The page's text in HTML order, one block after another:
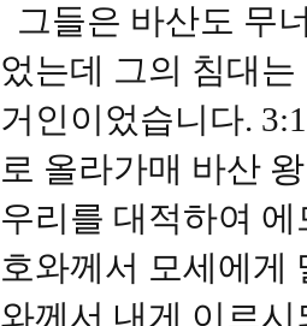
그들은 바산도 무
었는데 그의 침대
거인이었습니다.
로 올라가매 바산
우리를 대적하여
호와께서 모세에게
와께서 내게 이르